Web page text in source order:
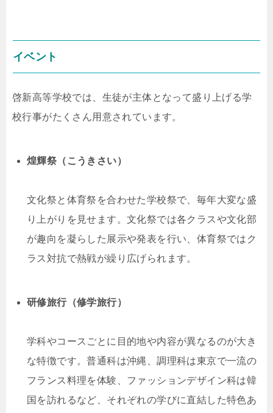
イベント
啓新高等学校では、生徒が主体となって盛り上げる学
校行事がたくさん用意されています。
煌輝祭（こうきさい）
文化祭と体育祭を合わせた学校祭で、毎年大変な盛
り上がりを見せます。文化祭では各クラスや文化部
が趣向を凝らした展示や発表を行い、体育祭ではク
ラス対抗で熱戦が繰り広げられます。
研修旅行（修学旅行）
学科やコースごとに目的地や内容が異なるのが大き
な特徴です。普通科は沖縄、調理科は東京で一流の
フランス料理を体験、ファッションデザイン科は韓
国を訪れるなど、それぞれの学びに直結した特色あ